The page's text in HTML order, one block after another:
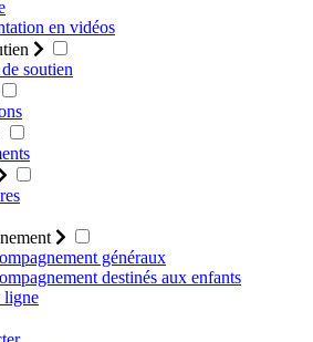
en vidéos
soutien
généraux
destinés aux enfants
ligne